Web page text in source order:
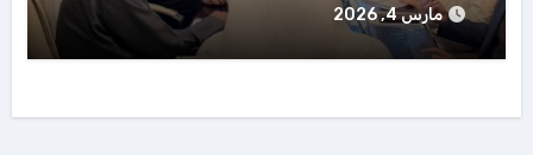
مارس 4, 2026